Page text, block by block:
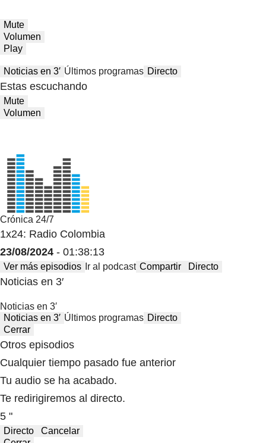
Mute
Volumen
Play
Noticias en 3′ Últimos programas Directo
Estas escuchando
Mute
Volumen
Crónica 24/7
1x24: Radio Colombia
23/08/2024 - 01:38:13
Ver más episodios Ir al podcast Compartir Directo
Noticias en 3′
Noticias en 3′
Noticias en 3′ Últimos programas Directo
Cerrar
Otros episodios
Cualquier tiempo pasado fue anterior
Tu audio se ha acabado.
Te redirigiremos al directo.
5 "
Directo
Cancelar